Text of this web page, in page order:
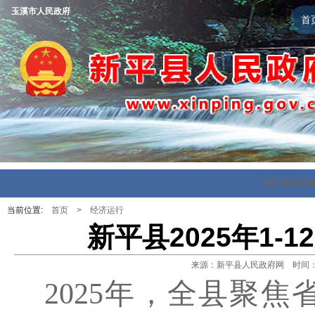
首
玉溪市人民政府
首页 政府信
当前位置: 首页 > 经济运行
新平县2025年1-
来源：新平县人民政府网 时间
2025年，全县聚焦